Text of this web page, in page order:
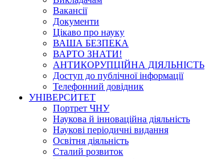
Вакансії
Документи
Цікаво про науку
ВАША БЕЗПЕКА
ВАРТО ЗНАТИ!
АНТИКОРУПЦІЙНА ДІЯЛЬНІСТЬ
Доступ до публічної інформації
Телефонний довідник
УНІВЕРСИТЕТ
Портрет ЧНУ
Наукова й інноваційна діяльність
Наукові періодичні видання
Освітня діяльність
Сталий розвиток